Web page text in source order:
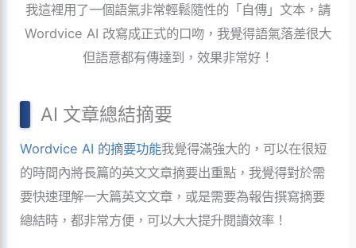
我這裡用了一個語氣非常輕鬆隨性的「自傳」文本，請
Wordvice AI 改寫成正式的口吻，我覺得語氣落差很大
但語意都有傳達到，效果非常好！
AI 文章總結摘要
Wordvice AI 的摘要功能我覺得滿強大的，可以在很短
的時間內將長篇的英文文章摘要出重點，我覺得對於需
要快速理解一大篇英文文章，或是需要為報告撰寫摘要
總結時，都非常方便，可以大大提升閱讀效率！